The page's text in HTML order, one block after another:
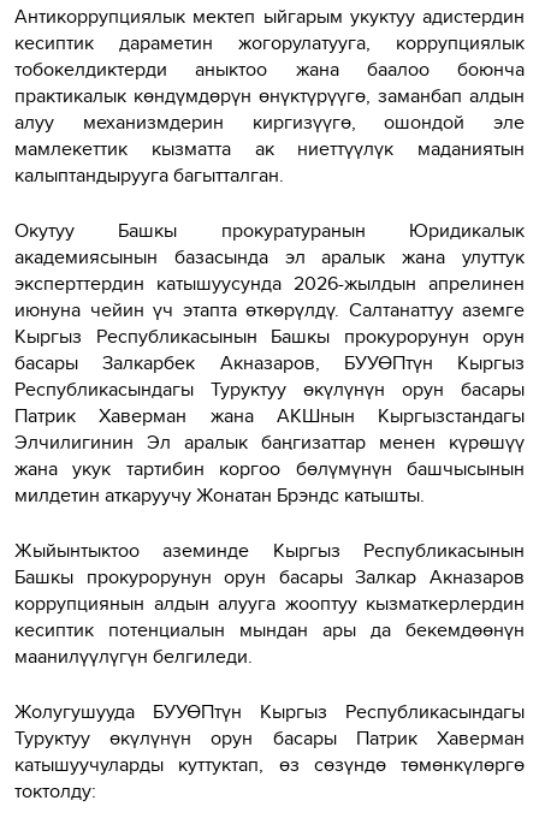
Антикоррупциялык мектеп ыйгарым укуктуу адистердин
кесиптик дараметин жогорулатууга, коррупциялык
тобокелдиктерди аныктоо жана баалоо боюнча
практикалык көндүмдөрүн өнүктүрүүгө, заманбап алдын
алуу механизмдерин киргизүүгө, ошондой эле
мамлекеттик кызматта ак ниеттүүлүк маданиятын
калыптандырууга багытталган.
Окутуу Башкы прокуратуранын Юридикалык
академиясынын базасында эл аралык жана улуттук
эксперттердин катышуусунда 2026-жылдын апрелинен
июнуна чейин үч этапта өткөрүлдү. Салтанаттуу аземге
Кыргыз Республикасынын Башкы прокурорунун орун
басары Залкарбек Акназаров, БУУӨПтүн Кыргыз
Республикасындагы Туруктуу өкүлүнүн орун басары
Патрик Хаверман жана АКШнын Кыргызстандагы
Элчилигинин Эл аралык баңгизаттар менен күрөшүү
жана укук тартибин коргоо бөлүмүнүн башчысынын
милдетин аткаруучу Жонатан Брэндс катышты.
Жыйынтыктоо аземинде Кыргыз Республикасынын
Башкы прокурорунун орун басары Залкар Акназаров
коррупциянын алдын алууга жооптуу кызматкерлердин
кесиптик потенциалын мындан ары да бекемдөөнүн
маанилүүлүгүн белгиледи.
Жолугушууда БУУӨПтүн Кыргыз Республикасындагы
Туруктуу өкүлүнүн орун басары Патрик Хаверман
катышуучуларды куттуктап, өз сөзүндө төмөнкүлөргө
токтолду: